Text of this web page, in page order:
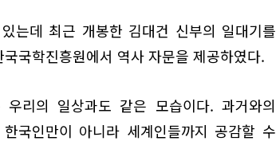
는데 최근 개봉한 김대건 신부의 일대기를
국학진흥원에서 역사 자문을 제공하였다.
리의 일상과도 같은 모습이다. 과거와의
국인만이 아니라 세계인들까지 공감할 수